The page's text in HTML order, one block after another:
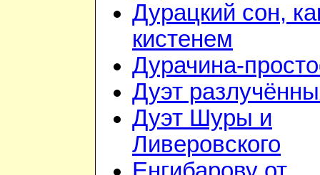
Дурацкий сон,
кистенем
Дурачина-
Дуэт
Дуэт Шуры и
Ливеровского